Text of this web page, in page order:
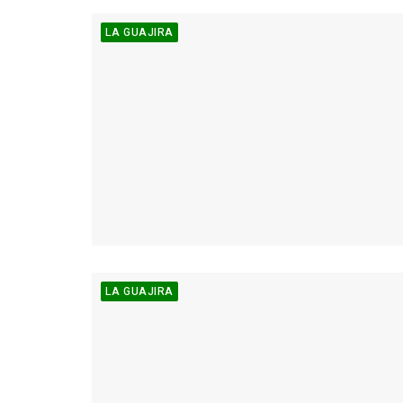
LA GUAJIRA
LA GUAJIRA